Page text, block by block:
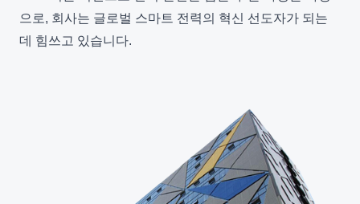
으로, 회사는 글로벌 스마트 전력의 혁신 선도자가 되는
데 힘쓰고 있습니다.